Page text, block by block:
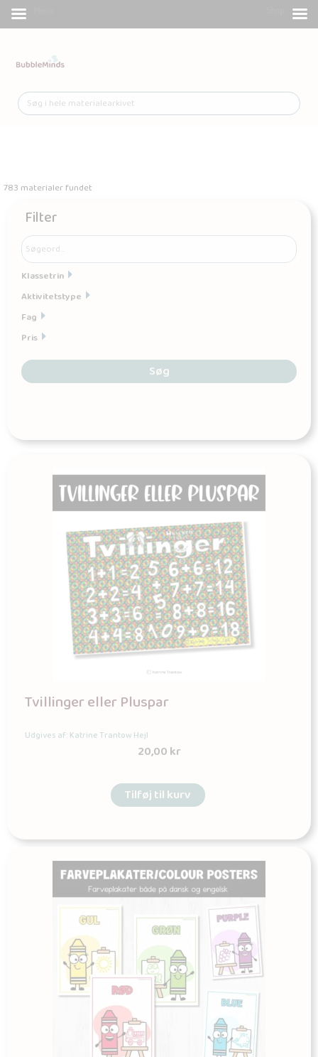
783 materialer fundet
Filter
Klassetrin
Aktivitetstype
Fag
Pris
Søg
Tvillinger eller Pluspar
Udgives af: Katrine Trantow Hejl
20,00kr
Tilføj til kurv